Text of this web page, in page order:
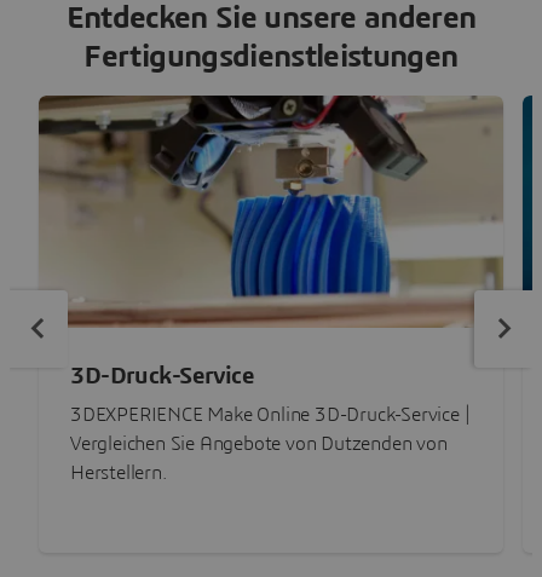
Entdecken Sie unsere anderen
Fertigungsdienstleistungen
3D-Druck-Service
3DEXPERIENCE Make Online 3D-Druck-Service |
Vergleichen Sie Angebote von Dutzenden von
Herstellern.